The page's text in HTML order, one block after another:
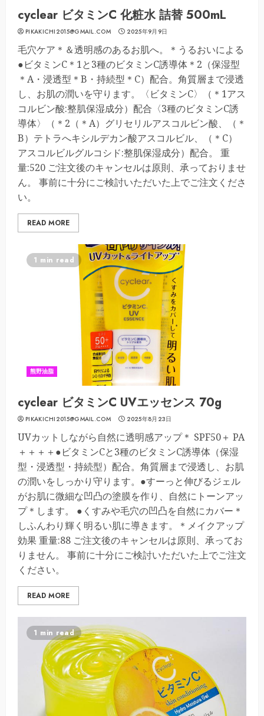
cyclear ビタミンC 化粧水 詰替 500mL
PIKAKICHI2015@GMAIL.COM 2025年9月9日
毛穴ケア＊＆透明感のあるお肌へ。＊うるおいによる
●ビタミンC＊1と3種のビタミンC誘導体＊2（保湿型
＊A・浸透型＊B・持続型＊C）配合。角質層まで浸透
し、お肌の潤いを守ります。〈ビタミンC〉（＊1アス
コルビン酸:整肌保湿成分）配合〈3種のビタミンC誘
導体〉（＊2（＊A）グリセリルアスコルビン酸、（＊
B）テトラへキシルデカン酸アスコルビル、（＊C）
アスコルビルグルコシド:整肌保湿成分）配合。 重
量:520 ご注文後のキャンセルは原則、承っておりませ
ん。 事前に十分にご検討いただいた上でご注文くださ
い。
READ MORE
1 min read
熊野油脂
cyclear ビタミンC UVエッセンス 70g
PIKAKICHI2015@GMAIL.COM 2025年8月23日
UVカットしながら自然に透明感アップ＊ SPF50＋ PA
＋＋＋＋●ビタミンCと3種のビタミンC誘導体（保湿
型・浸透型・持続型）配合。角質層まで浸透し、お肌
の潤いをしっかり守ります。●すーっと伸びるジェル
がお肌に微細な凹凸の塗膜を作り、自然にトーンアッ
プ＊します。 ●くすみや毛穴の凹凸を自然にカバー＊
しふんわり輝く明るい肌に導きます。＊メイクアップ
効果 重量:88 ご注文後のキャンセルは原則、承ってお
りません。 事前に十分にご検討いただいた上でご注文
ください。
READ MORE
1 min read